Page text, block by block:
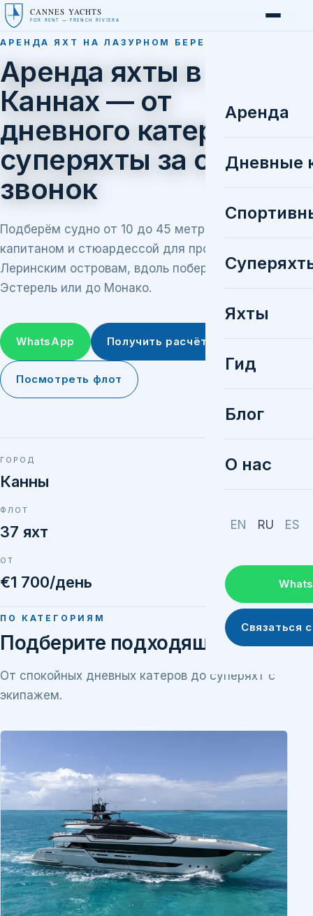
CANNES YACHTS
FOR RENT — FRENCH RIVIERA
Аренда
Дневные
Яхты
Гид
Блог
О нас
EN RU ES
Связаться
АРЕНДА ЯХТ НА ЛАЗУРНОМ БЕРЕГУ
Аренда яхты в
Каннах — от
дневного катера до
суперяхты за один
звонок
Подберём судно от 10 до 45 метров с
капитаном и стюардессой для прогулки к
Леринским островам, вдоль побережья
Эстерель или до Монако.
WhatsApp Получить расчёт
Посмотреть флот
ГОРОД
Канны
ФЛОТ
37 яхт
ОТ
€1 700/день
ПО КАТЕГОРИЯМ
Подберите подходящую яхту
От спокойных дневных катеров до суперяхт с
экипажем.